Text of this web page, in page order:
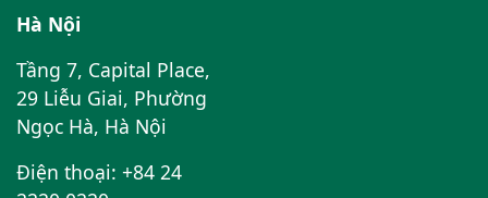
Hà Nội
Tầng 7, Capital Place,
29 Liễu Giai, Phường
Ngọc Hà, Hà Nội
Điện thoại: +84 24